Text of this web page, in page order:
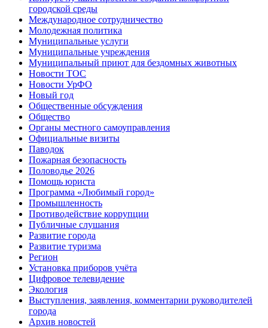
городской среды
Международное сотрудничество
Молодежная политика
Муниципальные услуги
Муниципальные учреждения
Муниципальный приют для бездомных животных
Новости ТОС
Новости УрФО
Новый год
Общественные обсуждения
Общество
Органы местного самоуправления
Официальные визиты
Паводок
Пожарная безопасность
Половодье 2026
Помощь юриста
Программа «Любимый город»
Промышленность
Противодействие коррупции
Публичные слушания
Развитие города
Развитие туризма
Регион
Установка приборов учёта
Цифровое телевидение
Экология
Выступления, заявления, комментарии руководителей
города
Архив новостей